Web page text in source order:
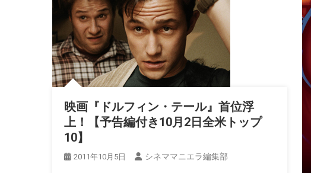
映画『ドルフィン・テール』首位浮
上！【予告編付き10月2日全米トップ
10】
2011年10月5日 シネママニエラ編集部